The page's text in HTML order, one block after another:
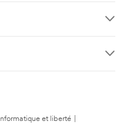
Informatique et liberté